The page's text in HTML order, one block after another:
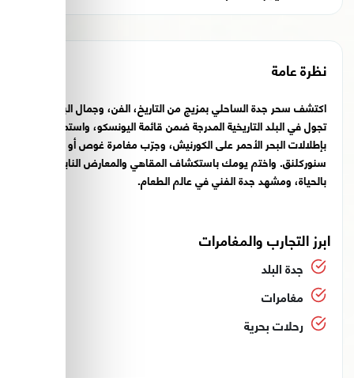
نظرة عامة
اكتشف سحر جدة الساحلي بمزيج من التاريخ، الفن، وجمال البحر.
تجول في البلد التاريخية المدرجة ضمن قائمة اليونسكو، واستمتع
بإطلالات البحر الأحمر على الكورنيش، وجرّب مغامرة غوص أو
سنوركلنق. واختم يومك باستكشاف المقاهي والمعارض النابضة
بالحياة، ومشهد جدة الفني في عالم الطعام.
ابرز التجارب والمغامرات
جدة البلد
مغامرات
رحلات بحرية